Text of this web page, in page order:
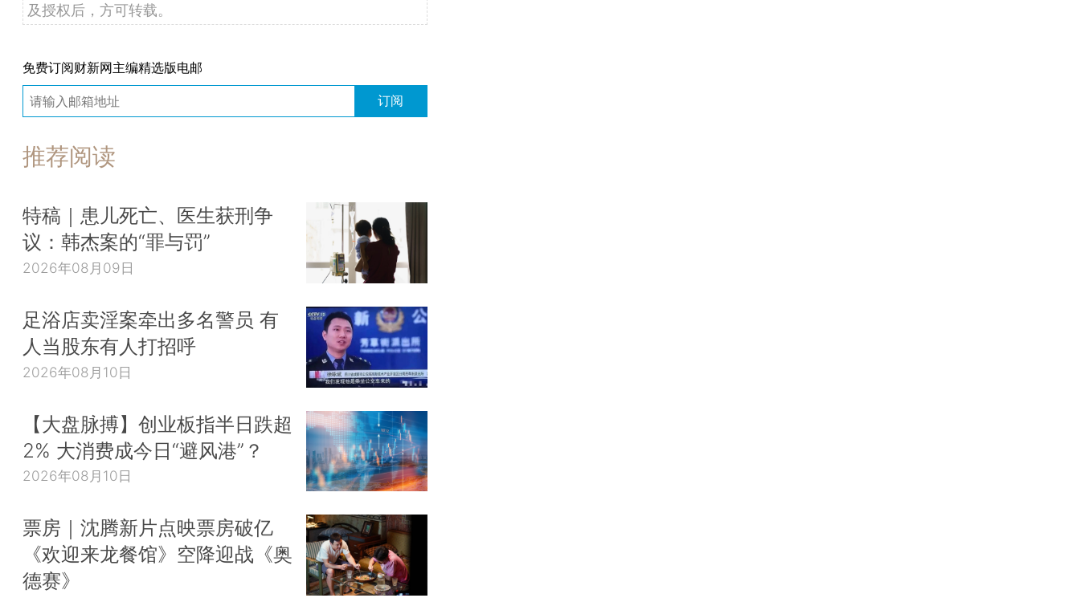
及授权后，方可转载。
免费订阅财新网主编精选版电邮
订阅
推荐阅读
特稿｜患儿死亡、医生获刑争
议：韩杰案的“罪与罚”
2026年08月09日
足浴店卖淫案牵出多名警员 有
人当股东有人打招呼
2026年08月10日
【大盘脉搏】创业板指半日跌超
2% 大消费成今日“避风港”？
2026年08月10日
票房｜沈腾新片点映票房破亿
《欢迎来龙餐馆》空降迎战《奥
德赛》